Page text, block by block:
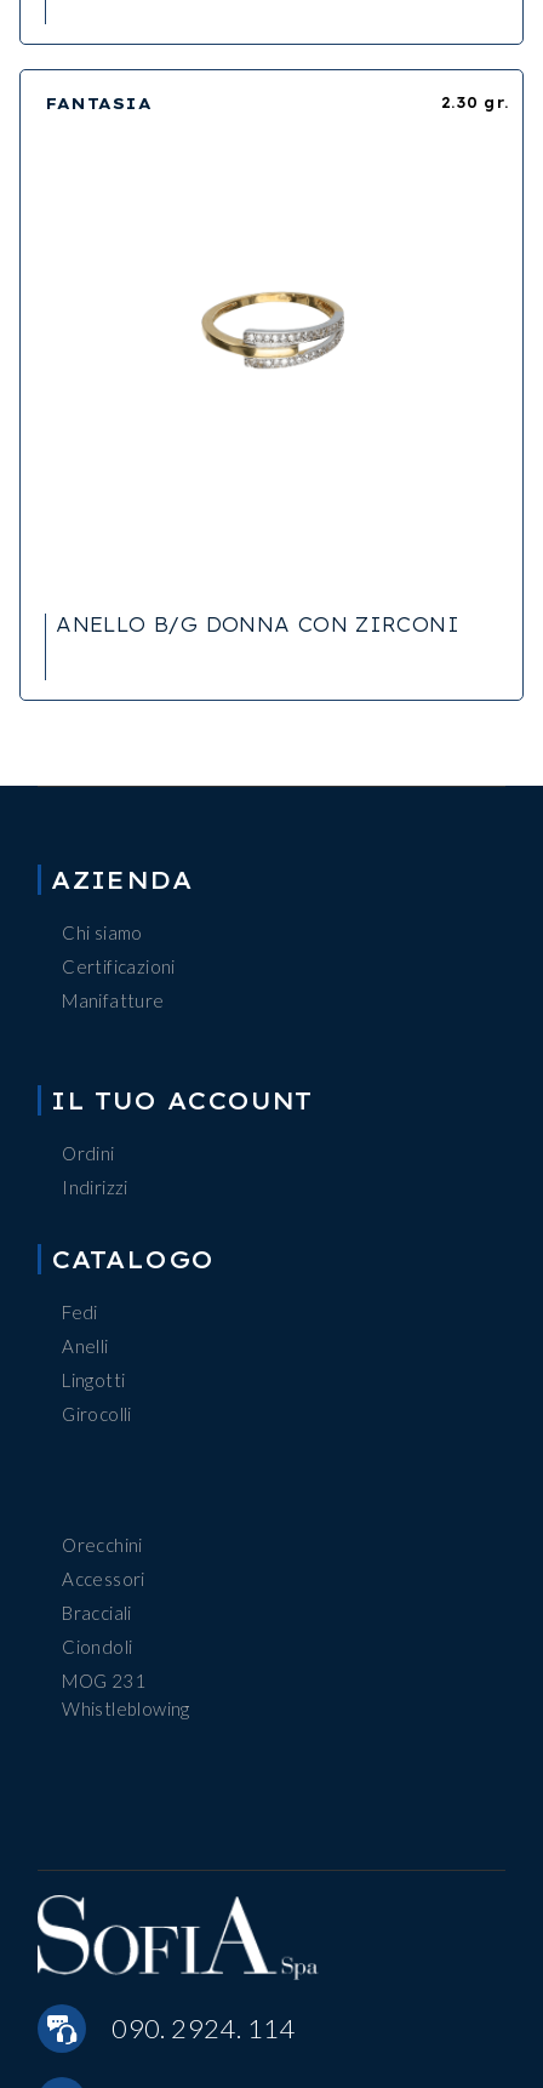
2.30 gr.
FANTASIA
ANELLO B/G DONNA CON ZIRCONI
AZIENDA
Chi siamo
Certificazioni
Manifatture
IL TUO ACCOUNT
Ordini
Indirizzi
CATALOGO
Fedi
Anelli
Lingotti
Girocolli
Orecchini
Accessori
Bracciali
Ciondoli
MOG 231
Whistleblowing
090. 2924. 114